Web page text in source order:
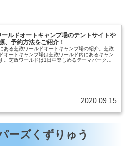
ールドオートキャンプ場のテントサイトや
、予約方法をご紹介！
ある芝政ワールドオートキャンプ場の紹介。芝政
オートキャンプ場は芝政ワールド内にあるキャン
。芝政ワールドは1日中楽しめるテーマパークな
2020.09.15
ーズくずりゅう